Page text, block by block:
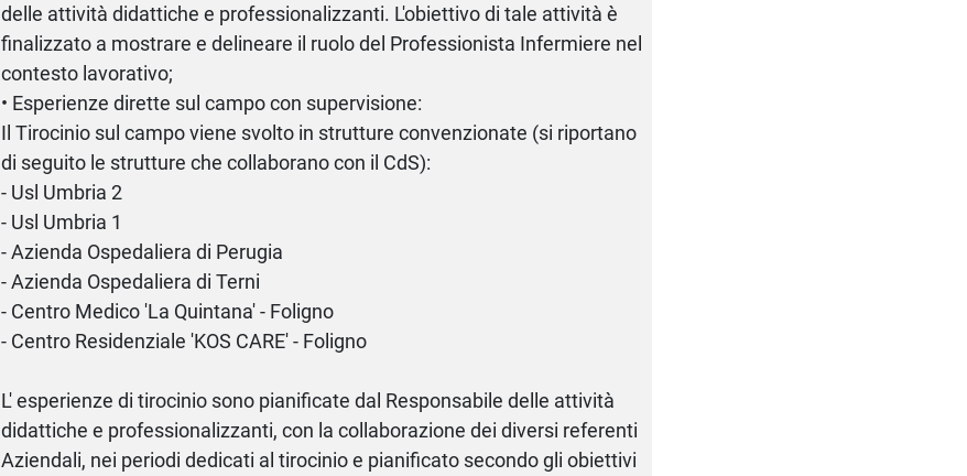
delle attività didattiche e professionalizzanti. L'obiettivo di tale attività è
finalizzato a mostrare e delineare il ruolo del Professionista Infermiere nel
contesto lavorativo;
• Esperienze dirette sul campo con supervisione:
Il Tirocinio sul campo viene svolto in strutture convenzionate (si riportano
di seguito le strutture che collaborano con il CdS):
- Usl Umbria 2
- Usl Umbria 1
- Azienda Ospedaliera di Perugia
- Azienda Ospedaliera di Terni
- Centro Medico 'La Quintana' - Foligno
- Centro Residenziale 'KOS CARE' - Foligno
L' esperienze di tirocinio sono pianificate dal Responsabile delle attività
didattiche e professionalizzanti, con la collaborazione dei diversi referenti
Aziendali, nei periodi dedicati al tirocinio e pianificato secondo gli obiettivi